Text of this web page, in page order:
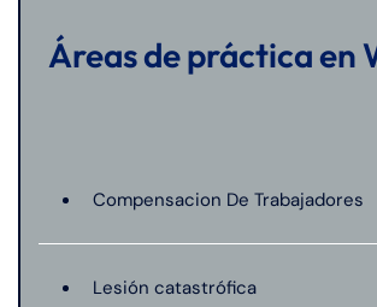
Áreas de práctica en
Compensacion De Trabajadores
Lesión catastrófica